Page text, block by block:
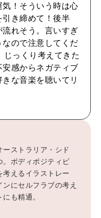
？
、夏のご褒美旅。」
間です。』
くれた 本当の歩き方。」
！そういう時は心
き締めて！後半
れそう。言いすぎ
ので注意してくだ
じっくり考えてきた
感からネガティブ
な音楽を聴いてリ
ストラリア・シド
。ボディポジティビ
考えるイラストレー
にセルフラブの考え
も精通。